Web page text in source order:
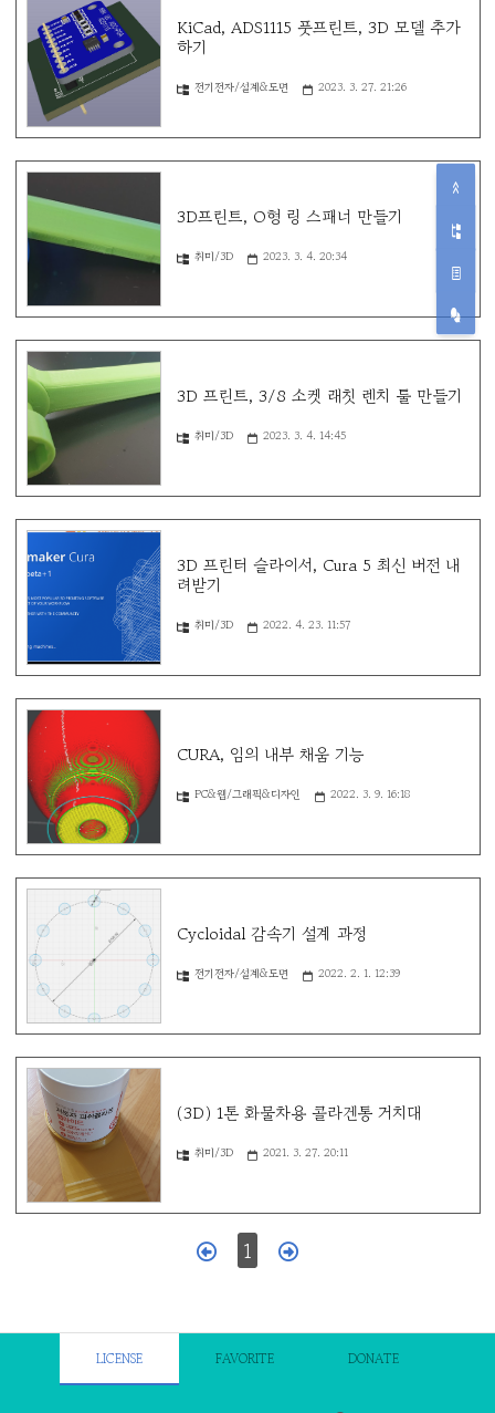
KiCad, ADS1115 풋프린트, 3D 모델 추가
하기
전기전자/설계&도면 2023. 3. 27. 21:26
3D프린트, O형 링 스패너 만들기
취미/3D 2023. 3. 4. 20:34
3D 프린트, 3/8 소켓 래칫 렌치 툴 만들기
취미/3D 2023. 3. 4. 14:45
3D 프린터 슬라이서, Cura 5 최신 버전 내
려받기
취미/3D 2022. 4. 23. 11:57
CURA, 임의 내부 채움 기능
PC&웹/그래픽&디자인 2022. 3. 9. 16:18
Cycloidal 감속기 설계 과정
전기전자/설계&도면 2022. 2. 1. 12:39
(3D) 1톤 화물차용 콜라겐통 거치대
취미/3D 2021. 3. 27. 20:11
1
LICENSE FAVORITE DONATE